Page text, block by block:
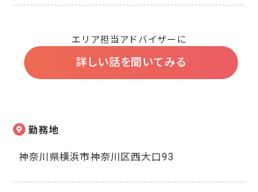
エリア担当アドバイザーに
詳しい話を聞いてみる
勤務地
神奈川県横浜市神奈川区西大口93